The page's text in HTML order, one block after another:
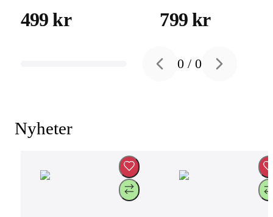
Eclipse
499 kr
iPhone 16
799 kr
Previous slide
0 /0 Next slide
Nyheter